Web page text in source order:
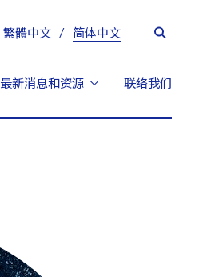
繁體中文 简体中文
最新消息和资源 联络我们